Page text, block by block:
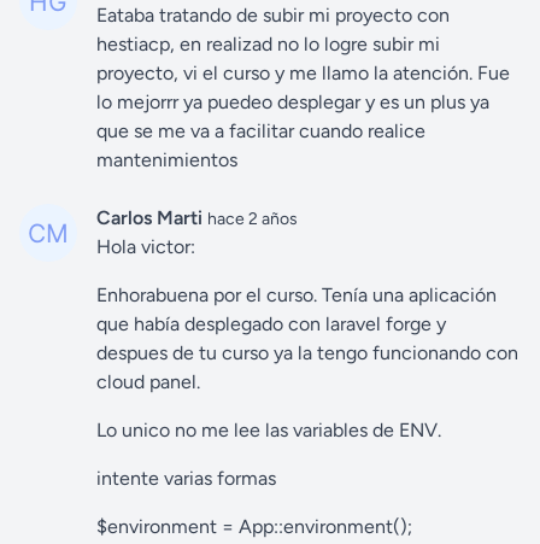
Eataba tratando de subir mi proyecto con
hestiacp, en realizad no lo logre subir mi
proyecto, vi el curso y me llamo la atención. Fue
lo mejorrr ya puedeo desplegar y es un plus ya
que se me va a facilitar cuando realice
mantenimientos
Carlos Marti hace 2 años
Hola victor:
Enhorabuena por el curso. Tenía una aplicación
que había desplegado con laravel forge y
despues de tu curso ya la tengo funcionando con
cloud panel.
Lo unico no me lee las variables de ENV.
intente varias formas
$environment = App::environment();